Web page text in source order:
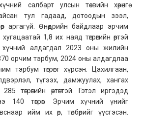
салбарт улсын төсвийн хөрөнгө
тул гадаад, дотоодын зээл,
аргагүй. Өнөөдрийн байдлаар эрчим
1,8 их наяд төгрөгийн өртэй
алдагдал 2023 оны жилийн
орчим тэрбум, 2024 оны алдагдлаа
тэрбум төгрөгт хүрсэн. Цахилгаан,
түгээх, дамжуулах, хангах
төгрөгийн өртөгтэй. Гэтэл иргэдэд
140 төгрөг. Эрчим хүчний үнийг
ийм их өр, төлбөрийг үүсгэсэн.